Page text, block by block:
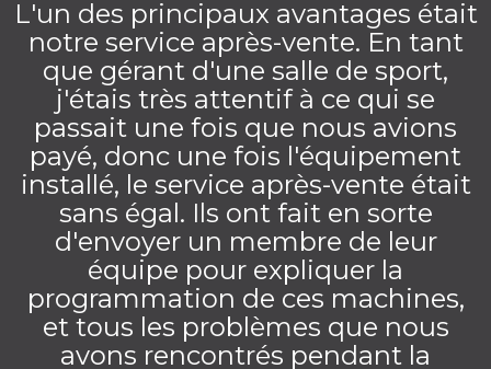
L'un des principaux avantages était
notre service après-vente. En tant
que gérant d'une salle de sport,
j'étais très attentif à ce qui se
passait une fois que nous avions
payé, donc une fois l'équipement
installé, le service après-vente était
sans égal. Ils ont fait en sorte
d'envoyer un membre de leur
équipe pour expliquer la
programmation de ces machines,
et tous les problèmes que nous
avons rencontrés pendant la